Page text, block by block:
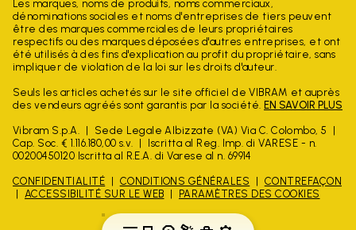
Les marques, noms de produits, noms commerciaux,
dénominations sociales et noms d'entreprises de tiers peuvent
être des marques commerciales de leurs propriétaires
respectifs ou des marques déposées d'autres entreprises, et ont
été utilisés à des fins d'explication au profit du propriétaire, sans
impliquer de violation de la loi sur les droits d'auteur.
Seuls les articles achetés sur le site officiel de VIBRAM et auprès
des vendeurs agréés sont garantis par la société. EN SAVOIR PLUS
Vibram S.p.A.
Sede Legale Albizzate (VA) Via C. Colombo, 5
Cap. Soc. € 1.116.180,00 s.v.
Iscritta al Reg. Imp. di VARESE - n.
00200450120 Iscritta al R.E.A. di Varese al n. 69914
CONFIDENTIALITÉ CONDITIONS GÉNÉRALES
CONTREFAÇON
ACCESSIBILITÉ SUR LE WEB
PARAMÈTRES DES COOKIES